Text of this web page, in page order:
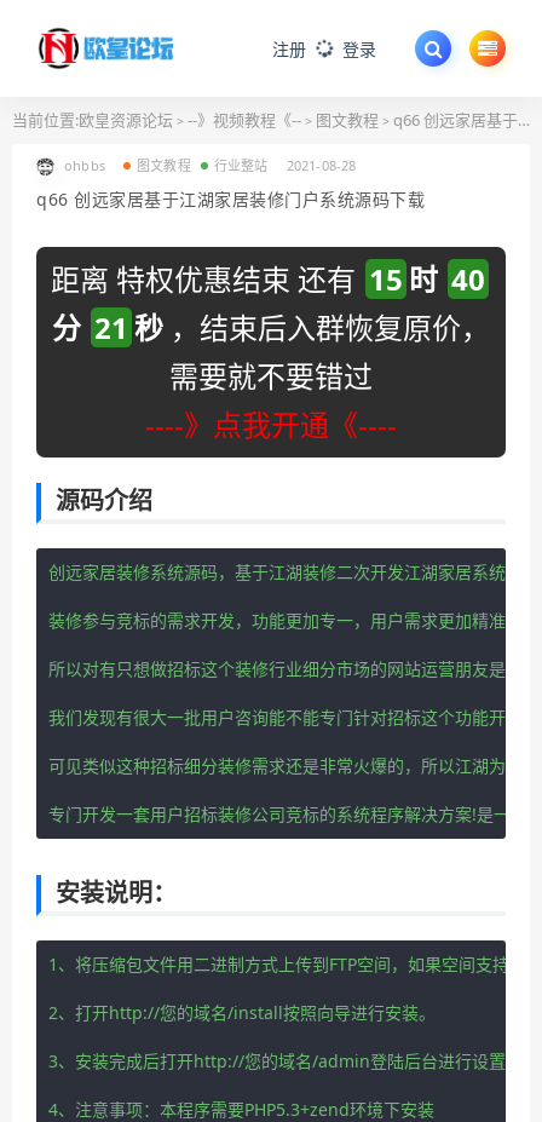
注册 登录
当前位置:欧皇资源论坛 > --》视频教程《-- > 图文教程 > q66 创远家居基于江湖家居装修门户系统源码下载
ohbbs 图文教程 行业整站 2021-08-28
q66 创远家居基于江湖家居装修门户系统源码下载
距离 特权优惠结束 还有 15 时 40
分 20 秒 ，结束后入群恢复原价，
需要就不要错过
----》点我开通《----
源码介绍
创远家居装修系统源码，基于江湖装修二次开发江湖家居系统装
装修参与竞标的需求开发，功能更加专一，用户需求更加精准!
所以对有只想做招标这个装修行业细分市场的网站运营朋友是一
我们发现有很大一批用户咨询能不能专门针对招标这个功能开发
可见类似这种招标细分装修需求还是非常火爆的，所以江湖为了
专门开发一套用户招标装修公司竞标的系统程序解决方案!是一套
安装说明：
1、将压缩包文件用二进制方式上传到FTP空间，如果空间支持在
2、打开http://您的域名/install按照向导进行安装。
3、安装完成后打开http://您的域名/admin登陆后台进行设置。
4、注意事项：本程序需要PHP5.3+zend环境下安装